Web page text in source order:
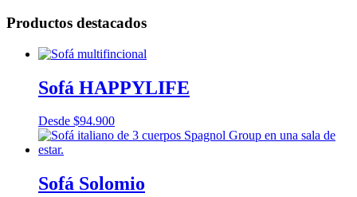
Productos destacados
Sofá HAPPYLIFE
Desde $94.900
Sofá Solomio